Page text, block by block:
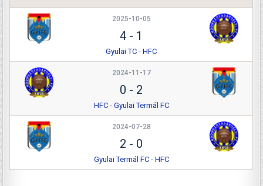
2025-10-05
4 - 1
Gyulai TC - HFC
2024-11-17
0 - 2
HFC - Gyulai Termál FC
2024-07-28
2 - 0
Gyulai Termál FC - HFC